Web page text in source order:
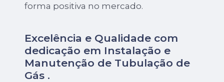
forma positiva no mercado.
Excelência e Qualidade com
dedicação em Instalação e
Manutenção de Tubulação de
Gás .